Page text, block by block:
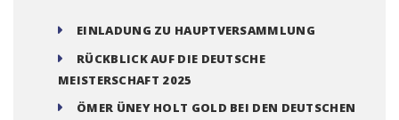
EINLADUNG ZU HAUPTVERSAMMLUNG
RÜCKBLICK AUF DIE DEUTSCHE
MEISTERSCHAFT 2025
ÖMER ÜNEY HOLT GOLD BEI DEN DEUTSCHEN